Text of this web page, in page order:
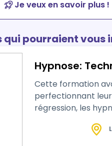
Je veux en savoir plus !
pourraient vous
Hypnose:
Cette formation
perfectionnant
régression, les